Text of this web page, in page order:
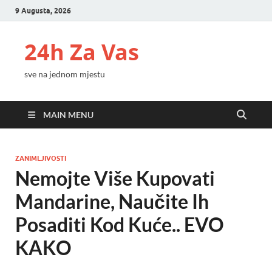
9 Augusta, 2026
24h Za Vas
sve na jednom mjestu
MAIN MENU
ZANIMLJIVOSTI
Nemojte Više Kupovati
Mandarine, Naučite Ih
Posaditi Kod Kuće.. EVO
KAKO